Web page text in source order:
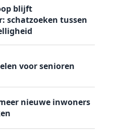
blijft
schatzoeken tussen
voor senioren
nieuwe inwoners